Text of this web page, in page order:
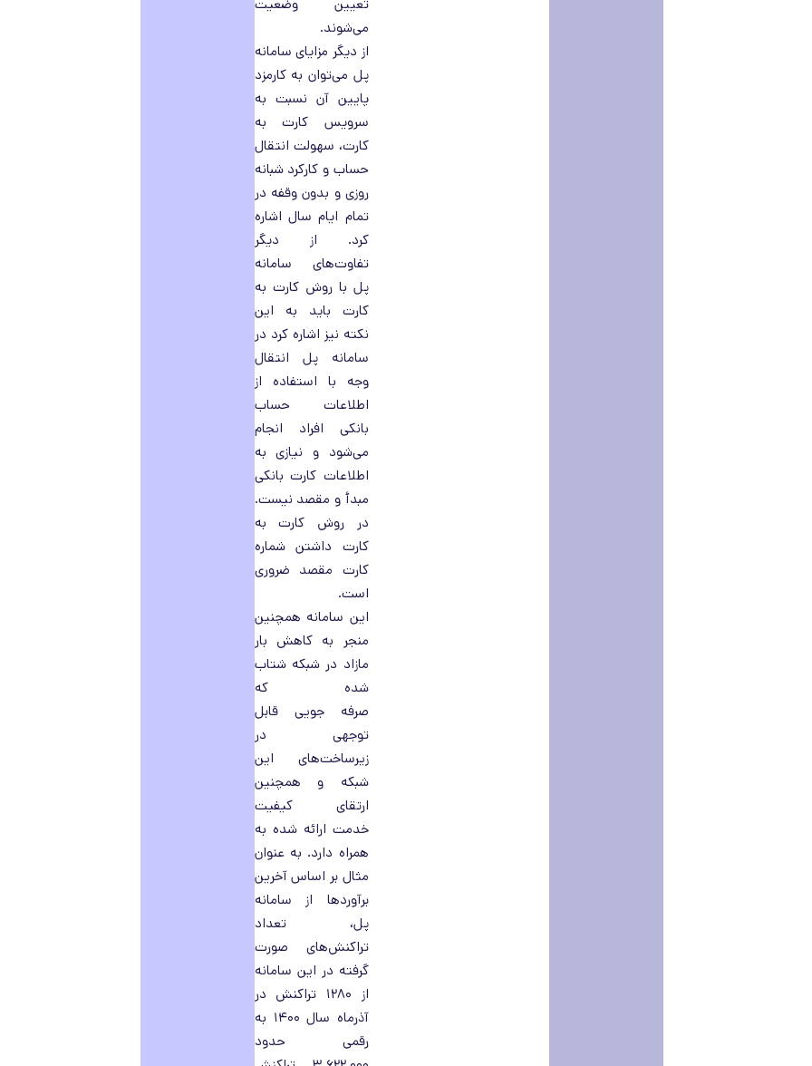
تعیین وضعیت
می‌شوند.
از دیگر مزایای سامانه
پل می‌توان به کارمزد
پایین آن نسبت به
سرویس کارت به
کارت، سهولت انتقال
حساب و کارکرد شبانه
روزی و بدون وقفه در
تمام ایام سال اشاره
کرد. از دیگر
تفاوت‌های سامانه
پل با روش کارت به
کارت باید به این
نکته نیز اشاره کرد در
سامانه پل انتقال
وجه با استفاده از
اطلاعات حساب
بانکی افراد انجام
می‌شود و نیازی به
اطلاعات کارت بانکی
مبدأ و مقصد نیست.
در روش کارت به
کارت داشتن شماره
کارت مقصد ضروری
است.
این سامانه همچنین
منجر به کاهش بار
مازاد در شبکه شتاب
شده که
صرفه جویی قابل
توجهی در
زیرساخت‌های این
شبکه و همچنین
ارتقای کیفیت
خدمت ارائه شده به
همراه دارد. به عنوان
مثال بر اساس آخرین
برآوردها از سامانه
پل، تعداد
تراکنش‌های صورت
گرفته در این سامانه
از ۱۲۸۰ تراکنش در
آذرماه سال ۱۴۰۰ به
رقمی حدود